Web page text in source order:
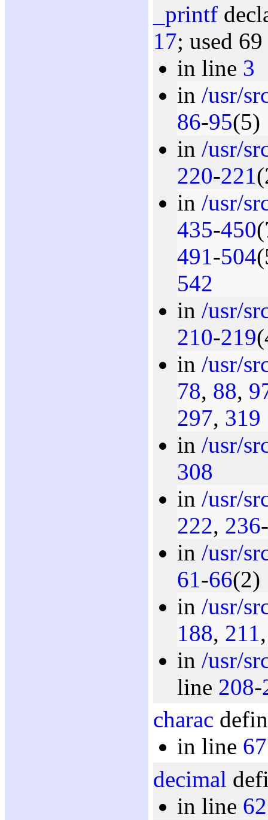
_printf
17; used
in line 3
in /usr/
86-95(5)
in /usr/
220-221
in /usr/
435-450
491-504
542
in /usr/
210-219
in /usr/
78, 88,
297, 319
in /usr/
308
in /usr/
222, 236-
in /usr/
61-66(2)
in /usr/
188, 211
in /usr/
line 208-
charac
in line 67
decimal
in line 62